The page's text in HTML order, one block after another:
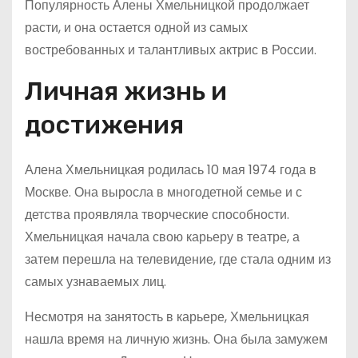
Популярность Алены Хмельницкой продолжает
расти, и она остается одной из самых
востребованных и талантливых актрис в России.
Личная жизнь и
достижения
Алена Хмельницкая родилась 10 мая 1974 года в
Москве. Она выросла в многодетной семье и с
детства проявляла творческие способности.
Хмельницкая начала свою карьеру в театре, а
затем перешла на телевидение, где стала одним из
самых узнаваемых лиц.
Несмотря на занятость в карьере, Хмельницкая
нашла время на личную жизнь. Она была замужем